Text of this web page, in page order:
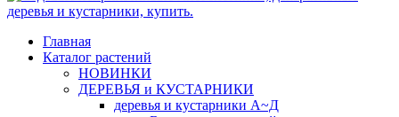
Главная
Каталог растений
НОВИНКИ
ДЕРЕВЬЯ и КУСТАРНИКИ
деревья и кустарники А~Д